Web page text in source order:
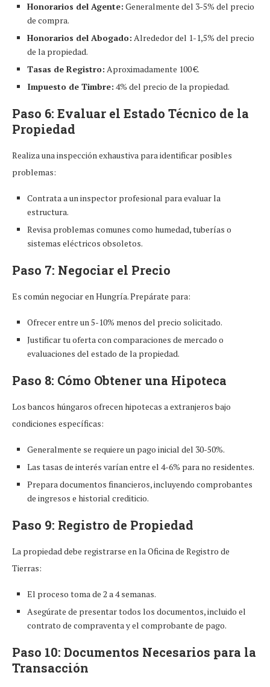
Honorarios del Agente: Generalmente del 3-5% del precio
de compra.
Honorarios del Abogado: Alrededor del 1-1,5% del precio
de la propiedad.
Tasas de Registro: Aproximadamente 100 €.
Impuesto de Timbre: 4% del precio de la propiedad.
Paso 6: Evaluar el Estado Técnico de la
Propiedad
Realiza una inspección exhaustiva para identificar posibles
problemas:
Contrata a un inspector profesional para evaluar la
estructura.
Revisa problemas comunes como humedad, tuberías o
sistemas eléctricos obsoletos.
Paso 7: Negociar el Precio
Es común negociar en Hungría. Prepárate para:
Ofrecer entre un 5-10% menos del precio solicitado.
Justificar tu oferta con comparaciones de mercado o
evaluaciones del estado de la propiedad.
Paso 8: Cómo Obtener una Hipoteca
Los bancos húngaros ofrecen hipotecas a extranjeros bajo
condiciones específicas:
Generalmente se requiere un pago inicial del 30-50%.
Las tasas de interés varían entre el 4-6% para no residentes.
Prepara documentos financieros, incluyendo comprobantes
de ingresos e historial crediticio.
Paso 9: Registro de Propiedad
La propiedad debe registrarse en la Oficina de Registro de
Tierras:
El proceso toma de 2 a 4 semanas.
Asegúrate de presentar todos los documentos, incluido el
contrato de compraventa y el comprobante de pago.
Paso 10: Documentos Necesarios para la
Transacción